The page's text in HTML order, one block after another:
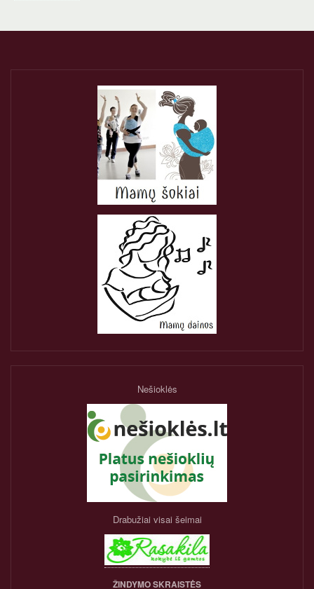
Nešioklės
Drabužiai visai šeimai
ŽINDYMO SKRAISTĖS